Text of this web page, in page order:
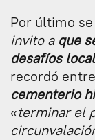
Por último
invito a que
desafíos
recordó
cementerio
«terminar el